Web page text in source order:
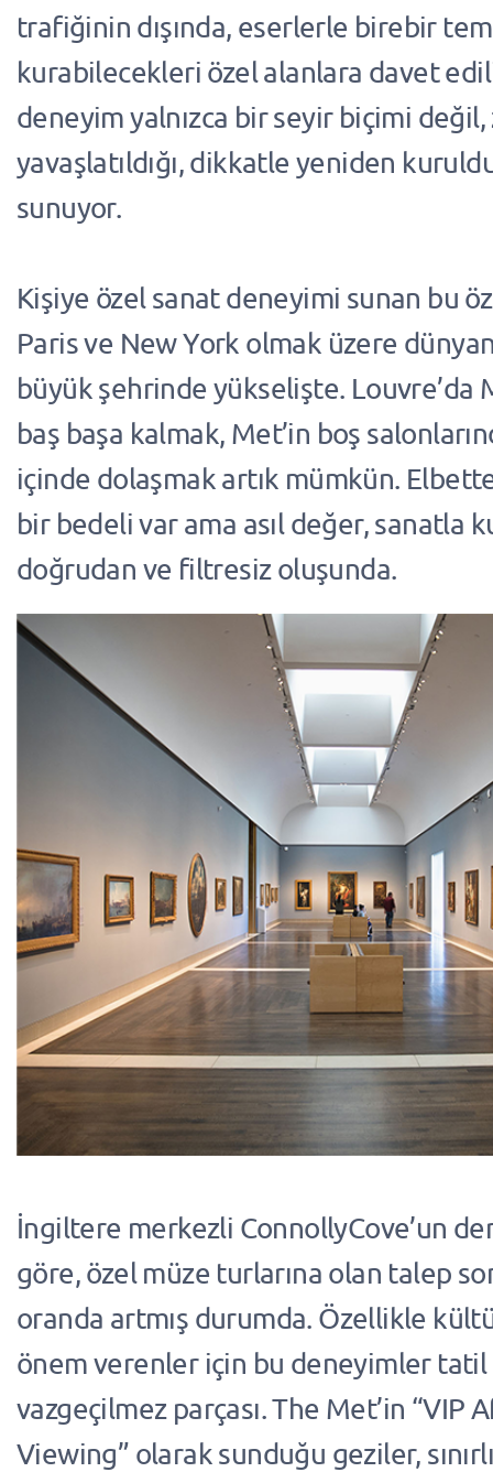
trafiğinin dışında, eserlerle birebir
kurabilecekleri özel alanlara davet
deneyim yalnızca bir seyir biçimi değil,
yavaşlatıldığı, dikkatle yeniden
sunuyor.
Kişiye özel sanat deneyimi sunan bu
Paris ve New York olmak üzere
büyük şehrinde yükselişte. Louvre’da
baş başa kalmak, Met’in boş
içinde dolaşmak artık mümkün.
bir bedeli var ama asıl değer, sanatla
doğrudan ve filtresiz oluşunda.
İngiltere merkezli ConnollyCove’un
göre, özel müze turlarına olan talep
oranda artmış durumda. Özellikle
önem verenler için bu deneyimler tatil
vazgeçilmez parçası. The Met’in “VIP
Viewing” olarak sunduğu geziler,